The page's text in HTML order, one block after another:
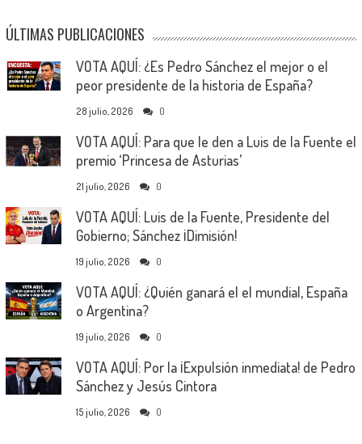
ÚLTIMAS PUBLICACIONES
VOTA AQUÍ: ¿Es Pedro Sánchez el mejor o el
peor presidente de la historia de España?
28 julio, 2026 0
VOTA AQUÍ: Para que le den a Luis de la Fuente el
premio ‘Princesa de Asturias’
21 julio, 2026 0
VOTA AQUÍ: Luis de la Fuente, Presidente del
Gobierno; Sánchez ¡Dimisión!
19 julio, 2026 0
VOTA AQUÍ: ¿Quién ganará el el mundial, España
o Argentina?
19 julio, 2026 0
VOTA AQUÍ: Por la ¡Expulsión inmediata! de Pedro
Sánchez y Jesús Cintora
15 julio, 2026 0